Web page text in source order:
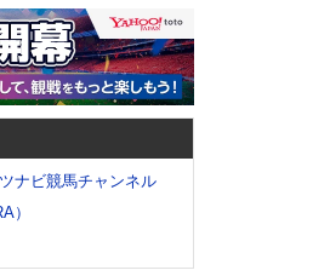
ナビ競馬チャンネル
）